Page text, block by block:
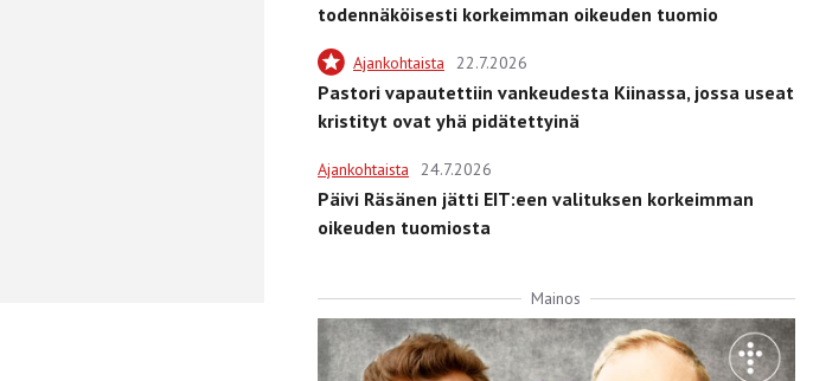
todennäköisesti korkeimman oikeuden tuomio
Ajankohtaista 22.7.2026
Pastori vapautettiin vankeudesta Kiinassa, jossa useat
kristityt ovat yhä pidätettyinä
Ajankohtaista 24.7.2026
Päivi Räsänen jätti EIT:een valituksen korkeimman
oikeuden tuomiosta
Mainos